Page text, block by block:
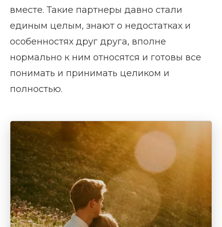
вместе. Такие партнеры давно стали
единым целым, знают о недостатках и
особенностях друг друга, вполне
нормально к ним относятся и готовы все
понимать и принимать целиком и
полностью.